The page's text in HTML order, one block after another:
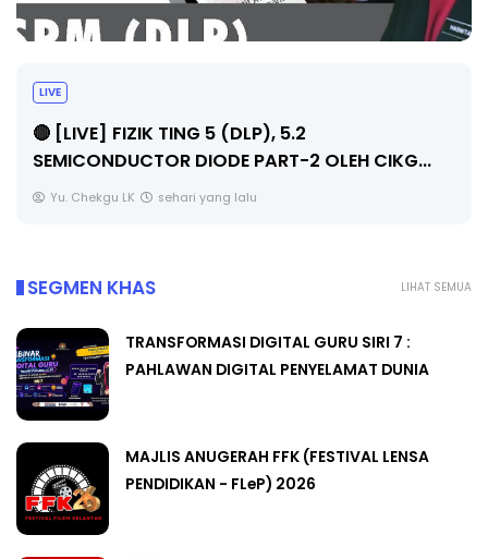
LIVE
🔴 [LIVE] FIZIK TING 5 (DLP), 5.2
SEMICONDUCTOR DIODE PART-2 OLEH CIKG...
Yu. Chekgu LK sehari yang lalu
LIHAT SEMUA
SEGMEN KHAS
TRANSFORMASI DIGITAL GURU SIRI 7 :
PAHLAWAN DIGITAL PENYELAMAT DUNIA
MAJLIS ANUGERAH FFK (FESTIVAL LENSA
PENDIDIKAN - FLeP) 2026